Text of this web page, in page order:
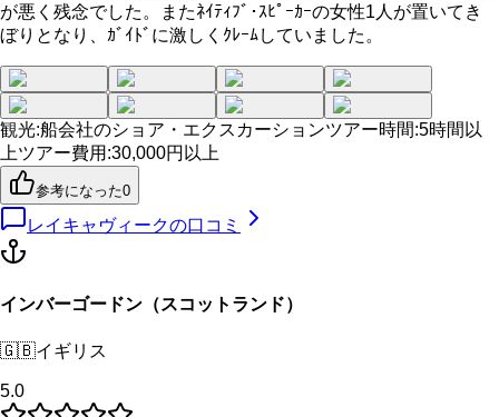
が悪く残念でした。またﾈｲﾃｨﾌﾞ･ｽﾋﾟｰｶｰの女性1人が置いてき
ぼりとなり、ｶﾞｲﾄﾞに激しくｸﾚｰﾑしていました。
観光:船会社のショア・エクスカーションツアー時間:5時間以
上ツアー費用 :30,000円以上
参考になった0
レイキャヴィークの口コミ
インバーゴードン（スコットランド）
🇬🇧イギリス
5.0